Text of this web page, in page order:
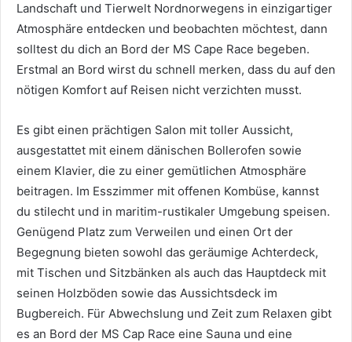
Landschaft und Tierwelt Nordnorwegens in einzigartiger
Atmosphäre entdecken und beobachten möchtest, dann
solltest du dich an Bord der MS Cape Race begeben.
Erstmal an Bord wirst du schnell merken, dass du auf den
nötigen Komfort auf Reisen nicht verzichten musst.
Es gibt einen prächtigen Salon mit toller Aussicht,
ausgestattet mit einem dänischen Bollerofen sowie
einem Klavier, die zu einer gemütlichen Atmosphäre
beitragen. Im Esszimmer mit offenen Kombüse, kannst
du stilecht und in maritim-rustikaler Umgebung speisen.
Genügend Platz zum Verweilen und einen Ort der
Begegnung bieten sowohl das geräumige Achterdeck,
mit Tischen und Sitzbänken als auch das Hauptdeck mit
seinen Holzböden sowie das Aussichtsdeck im
Bugbereich. Für Abwechslung und Zeit zum Relaxen gibt
es an Bord der MS Cap Race eine Sauna und eine